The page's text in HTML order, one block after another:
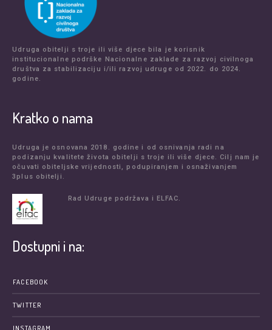
Udruga obitelji s troje ili više djece bila je korisnik
institucionalne podrške Nacionalne zaklade za razvoj civilnoga
društva za stabilizaciju i/ili razvoj udruge od 2022. do 2024.
godine.
Kratko o nama
Udruga je osnovana 2018. godine i od osnivanja radi na
podizanju kvalitete života obitelji s troje ili više djece. Cilj nam je
očuvati obiteljske vrijednosti, podupiranjem i osnaživanjem
3plus obitelji.
Rad Udruge podržava i ELFAC.
Dostupni i na:
FACEBOOK
TWITTER
INSTAGRAM